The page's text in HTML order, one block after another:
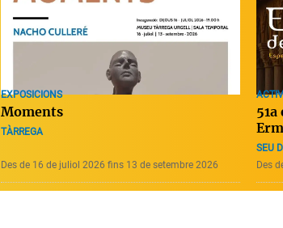
EXPOSICIONS
Moments
TÀRREGA
Des de 16 de juliol 2026 fins 13 de setembre 2026
SEU
Des